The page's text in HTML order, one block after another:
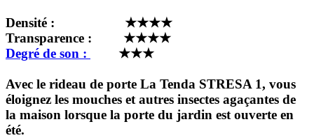
Densité : ★★★★
Transparence : ★★★★
Degré de son :
★★★
Avec le rideau de porte La Tenda STRESA 1, vous
éloignez les mouches et autres insectes agaçantes de
la maison lorsque la porte du jardin est ouverte en
été.